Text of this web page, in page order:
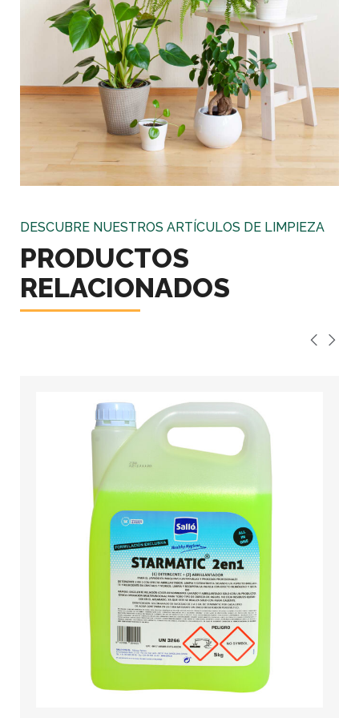
DESCUBRE NUESTROS ARTÍCULOS DE LIMPIEZA
PRODUCTOS
RELACIONADOS